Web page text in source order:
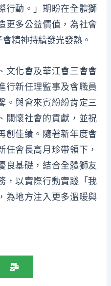
行動。」期盼在全體獅
更多公益價值，為社會
精神持續發光發熱。
文化會及華江會三會會
行新任理監事及會職員
。與會來賓紛紛肯定三
關懷社會的貢獻，並祝
創佳績。隨著新年度會
任會長高月珍帶領下，
良基礎，結合全體獅友
，以實際行動實踐「我
為地方注入更多溫暖與